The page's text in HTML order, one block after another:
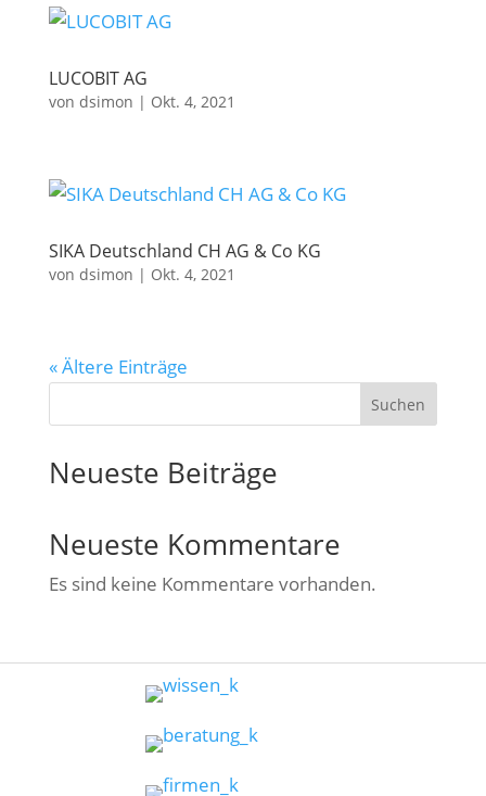
LUCOBIT AG
von dsimon | Okt. 4, 2021
SIKA Deutschland CH AG & Co KG
von dsimon | Okt. 4, 2021
« Ältere Einträge
Suchen
Neueste Beiträge
Neueste Kommentare
Es sind keine Kommentare vorhanden.